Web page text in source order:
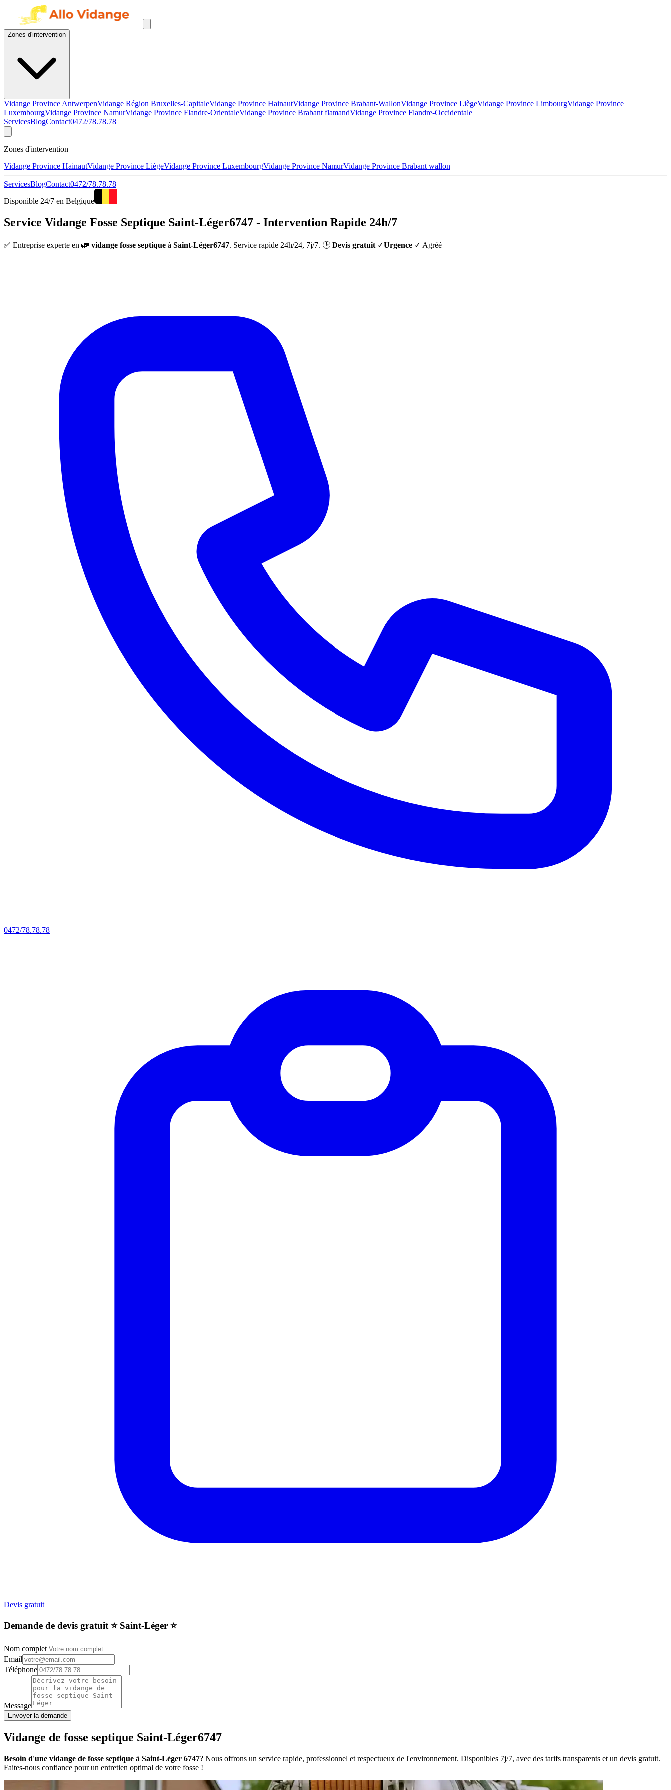
Zones d'intervention
Vidange Province AntwerpenVidange Région Bruxelles-CapitaleVidange Province HainautVidange Province Brabant-WallonVidange Province LiègeVidange Province LimbourgVidange Province
LuxembourgVidange Province NamurVidange Province Flandre-OrientaleVidange Province Brabant flamandVidange Province Flandre-Occidentale
ServicesBlogContact0472/78.78.78
Zones d'intervention
Vidange Province HainautVidange Province LiègeVidange Province LuxembourgVidange Province NamurVidange Province Brabant wallon
ServicesBlogContact0472/78.78.78
Disponible 24/7 en Belgique
Service Vidange Fosse Septique Saint-Léger6747 - Intervention Rapide 24h/7
✅ Entreprise experte en 🚛 vidange fosse septique à Saint-Léger6747. Service rapide 24h/24, 7j/7. 🕒 Devis gratuit ✓Urgence ✓ Agréé
0472/78.78.78
Devis gratuit
Demande de devis gratuit ⭐️ Saint-Léger ⭐️
Nom complet
Email
Téléphone
Message
Envoyer la demande
Vidange de fosse septique Saint-Léger6747
Besoin d'une vidange de fosse septique à Saint-Léger 6747? Nous offrons un service rapide, professionnel et respectueux de l'environnement. Disponibles 7j/7, avec des tarifs transparents et un devis gratuit.
Faites-nous confiance pour un entretien optimal de votre fosse !